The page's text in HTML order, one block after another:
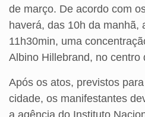
de março. De acordo com
haverá, das 10h da manhã,
11h30min, uma
Albino Hillebrand, no centro
Após os atos, previstos
cidade, os manifestantes